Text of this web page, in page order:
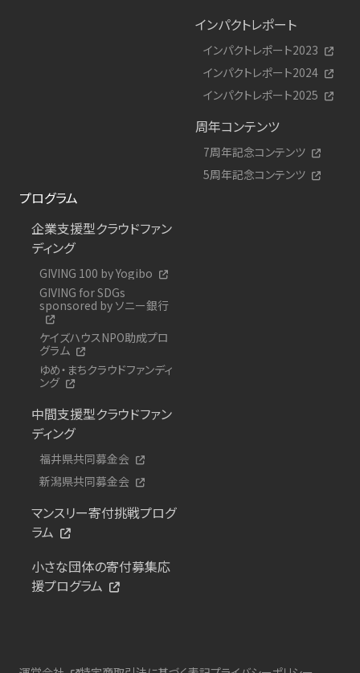
インパクトレポート
インパクトレポート2023
インパクトレポート2024
インパクトレポート2025
周年コンテンツ
7周年記念コンテンツ
5周年記念コンテンツ
プログラム
企業支援型クラウドファン
ディング
GIVING 100 by Yogibo
GIVING for SDGs
sponsored by ソニー銀行
ケイズハウスNPO助成プロ
グラム
ゆめ・まちクラウドファンディ
ング
中間支援型クラウドファン
ディング
福井県共同募金会
新潟県共同募金会
マンスリー寄付挑戦プログ
ラム
小さな団体の寄付募集応
援プログラム